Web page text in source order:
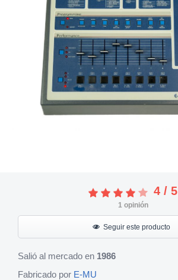
4 / 5
1opinión
Seguir este producto
Salió al mercado en 1986
Fabricado por E-MU